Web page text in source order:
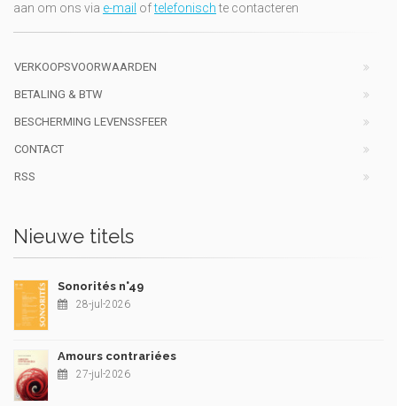
aan om ons via e-mail oftelefonischte contacteren
VERKOOPSVOORWAARDEN
BETALING & BTW
BESCHERMING LEVENSSFEER
CONTACT
RSS
Nieuwe titels
Sonorités n°49
28-jul-2026
Amours contrariées
27-jul-2026